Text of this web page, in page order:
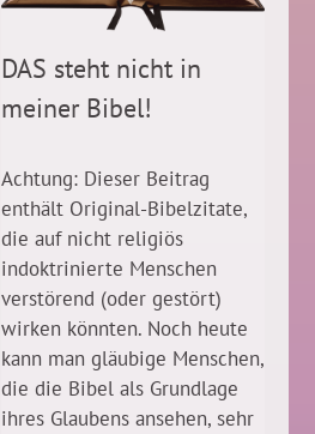
DAS steht nicht in
meiner Bibel!
Achtung: Dieser Beitrag
enthält Original-Bibelzitate,
die auf nicht religiös
indoktrinierte Menschen
verstörend (oder gestört)
wirken könnten. Noch heute
kann man gläubige Menschen,
die die Bibel als Grundlage
ihres Glaubens ansehen, sehr